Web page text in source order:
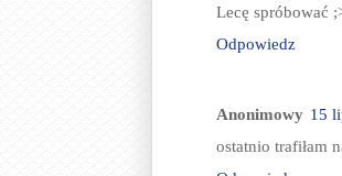
Lecę spróbować
Odpowiedz
Anonimowy 15
ostatnio trafiłam